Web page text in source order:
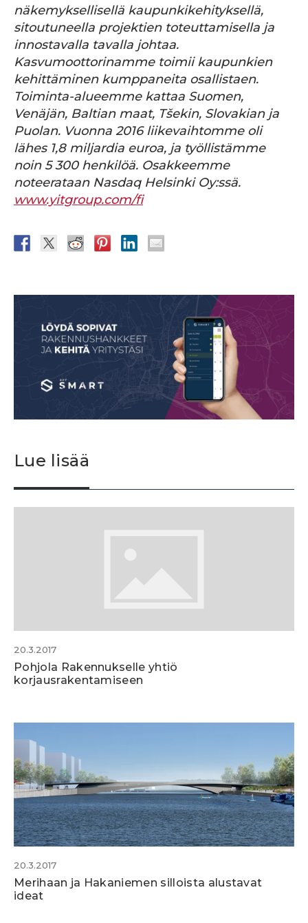
näkemyksellisellä kaupunkikehityksellä,
sitoutuneella projektien toteuttamisella ja
innostavalla tavalla johtaa.
Kasvumoottorinamme toimii kaupunkien
kehittäminen kumppaneita osallistaen.
Toiminta-alueemme kattaa Suomen,
Venäjän, Baltian maat, Tšekin, Slovakian ja
Puolan. Vuonna 2016 liikevaihtomme oli
lähes 1,8 miljardia euroa, ja työllistämme
noin 5 300 henkilöä. Osakkeemme
noteerataan Nasdaq Helsinki Oy:ssä.
www.yitgroup.com/fi
Lue lisää
20.3.2017
Pohjola Rakennukselle yhtiö
korjausrakentamiseen
20.3.2017
Merihaan ja Hakaniemen silloista alustavat
ideat